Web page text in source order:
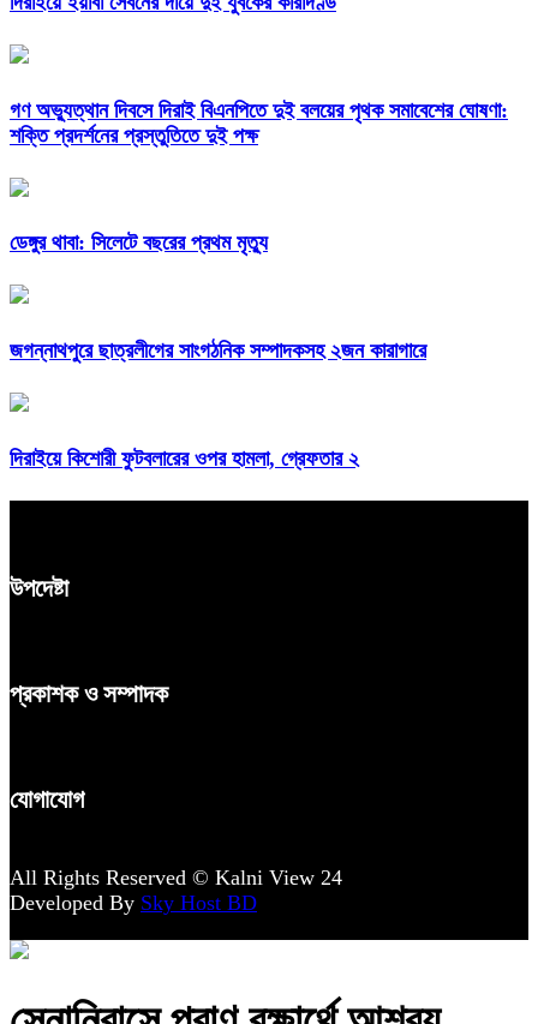
গণ অভ্যুত্থান দিবসে দিরাই বিএনপিতে দুই বলয়ের পৃথক সমাবেশের ঘোষণা:
শক্তি প্রদর্শনের প্রস্তুতিতে দুই পক্ষ
ডেঙ্গুর থাবা: সিলেটে বছরের প্রথম মৃত্যু
জগন্নাথপুরে ছাত্রলীগের সাংগঠনিক সম্পাদকসহ ২জন কারাগারে
দিরাইয়ে কিশোরী ফুটবলারের ওপর হামলা, গ্রেফতার ২
উপদেষ্টা
প্রকাশক ও সম্পাদক
যোগাযোগ
All Rights Reserved © Kalni View 24
Developed By Sky Host BD